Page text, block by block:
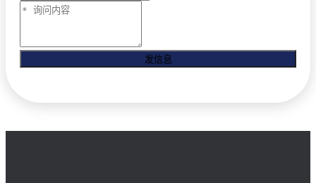
发信息